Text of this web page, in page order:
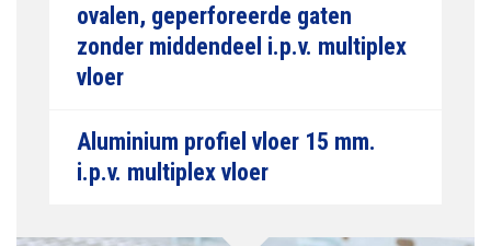
ovalen, geperforeerde gaten
zonder middendeel i.p.v. multiplex
vloer
Aluminium profiel vloer 15 mm.
i.p.v. multiplex vloer